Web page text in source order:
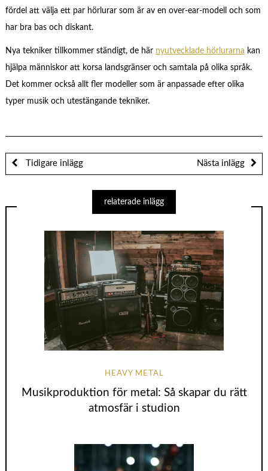
fördel att välja ett par hörlurar som är av en over-ear-modell och som
har bra bas och diskant.
Nya tekniker tillkommer ständigt, de här nyutvecklade hörlurarna kan
hjälpa människor att korsa landsgränser och samtala på olika språk.
Det kommer också allt fler modeller som är anpassade efter olika
typer musik och utestängande tekniker.
Tidigare inlägg Nästa inlägg
relaterade inlägg
HEAVY METAL
Musikproduktion för metal: Så skapar du rätt
atmosfär i studion